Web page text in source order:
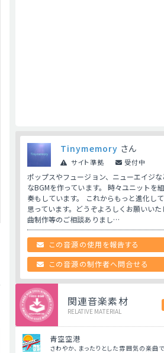
Tinymemory さん
サイト準拠 受付中
ポップスやフュージョン、ニューエイジ
なBGMを作っています。 時々ユニットを
奏もしています。 これからもっと進化し
思っています。どうぞよろしくお願いいた
曲制作等のご相談ありまし…
この音源の使用を報告する
この音源の制作者へ問合せる
関連音楽素材
RELATIVE MATERIAL
青空空港
さわやか、まったりとした雰囲気の楽曲で